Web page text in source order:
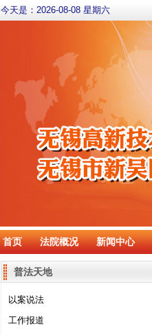
今天是： 2026-08-08 星期六
首页 法院概况 新闻中心
普法天地
以案说法
工作报道